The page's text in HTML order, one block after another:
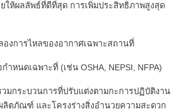
ให้ผลลัพธ์ที่ดีที่สุด การเพิ่มประสิทธิภาพสูงสุด
องการไหลของอากาศเฉพาะสถานที่
ำหนดเฉพาะที่ (เช่น OSHA, NEPSI, NFPA)
มกระบวนการที่ปรับแต่งตามกะการปฏิบัติงาน
ลิตภัณฑ์ และโครงร่างสิ่งอำนวยความสะดวก